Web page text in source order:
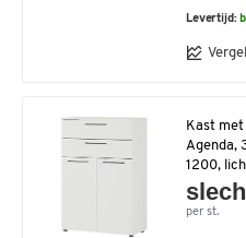
Levertijd:
Kast
Agenda,
1200,
per st.